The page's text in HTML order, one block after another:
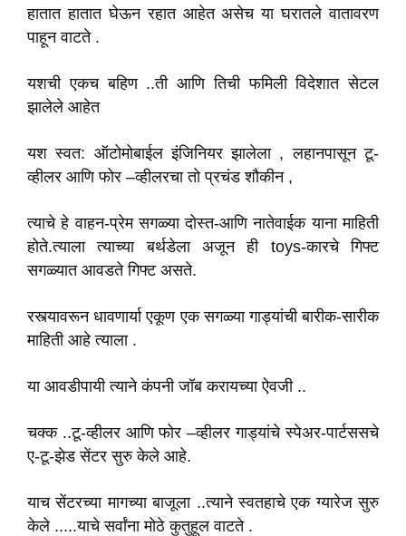
हातात हातात घेऊन रहात आहेत असेच या घरातले वातावरण
पाहून वाटते .
यशची एकच बहिण ..ती आणि तिची फमिली विदेशात सेटल
झालेले आहेत
यश स्वत: ऑटोमोबाईल इंजिनियर झालेला , लहानपासून टू-
व्हीलर आणि फोर –व्हीलरचा तो प्रचंड शौकीन ,
त्याचे हे वाहन-प्रेम सगळ्या दोस्त-आणि नातेवाईक याना माहिती
होते.त्याला त्याच्या बर्थडेला अजून ही toys-कारचे गिफ्ट
सगळ्यात आवडते गिफ्ट असते.
रस्त्यावरून धावणार्या एकूण एक सगळ्या गाड्यांची बारीक-सारीक
माहिती आहे त्याला .
या आवडीपायी त्याने कंपनी जॉब करायच्या ऐवजी ..
चक्क ..टू-व्हीलर आणि फोर –व्हीलर गाड्यांचे स्पेअर-पार्टससचे
ए-टू-झेड सेंटर सुरु केले आहे.
याच सेंटरच्या मागच्या बाजूला ..त्याने स्वतहाचे एक ग्यारेज सुरु
केले .....याचे सर्वांना मोठे कुतुहूल वाटते .